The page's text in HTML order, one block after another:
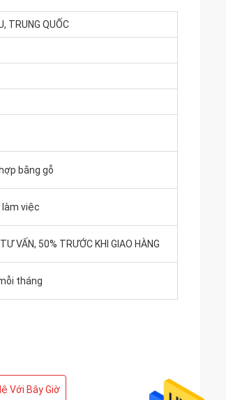
TRUNG QUỐC
bằng gỗ
làm việc
VẤN, 50% TRƯỚC KHI GIAO HÀNG
tháng
Với Bây Giờ